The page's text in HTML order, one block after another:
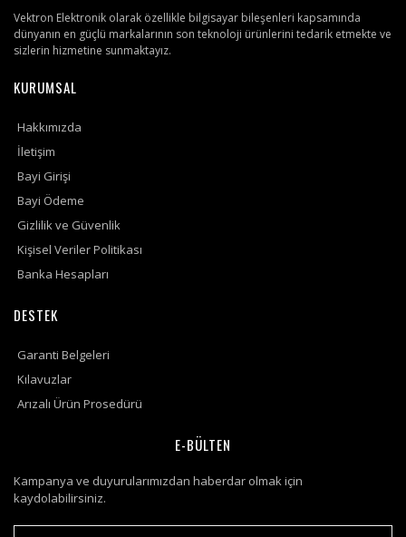
Vektron Elektronik olarak özellikle bilgisayar bileşenleri kapsamında
dünyanın en güçlü markalarının son teknoloji ürünlerini tedarik etmekte ve
sizlerin hizmetine sunmaktayız.
KURUMSAL
Hakkımızda
İletişim
Bayi Girişi
Bayi Ödeme
Gizlilik ve Güvenlik
Kişisel Veriler Politikası
Banka Hesapları
DESTEK
Garanti Belgeleri
Kılavuzlar
Arızalı Ürün Prosedürü
E-BÜLTEN
Kampanya ve duyurularımızdan haberdar olmak için
kaydolabilirsiniz.